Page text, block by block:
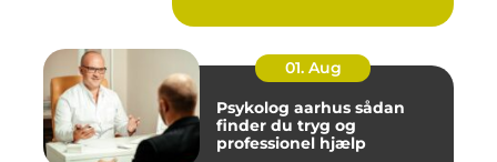
01. Aug
Psykolog aarhus sådan
finder du tryg og
professionel hjælp